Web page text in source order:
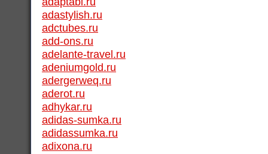
adastylish.ru
adctubes.ru
add-ons.ru
adelante-travel.ru
adeniumgold.ru
adergerweq.ru
aderot.ru
adhykar.ru
adidas-sumka.ru
adidassumka.ru
adixona.ru